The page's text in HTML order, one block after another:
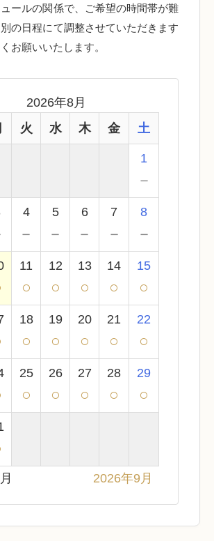
ールの関係で、ご希望の時間帯が難
の日程にて調整させていただきます
お願いいたします。
2026年8月
火 水 木 金 土
1
－
4
－
5
－
6
－
7
－
8
－
11
○
12
○
13
○
14
○
15
○
18
○
19
○
20
○
21
○
22
○
25
○
26
○
27
○
28
○
29
○
2026年9月